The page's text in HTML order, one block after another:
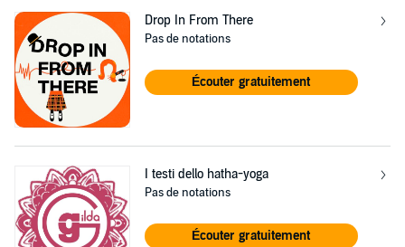
Drop In From There
Pas de notations
Écouter gratuitement
I testi dello hatha-yoga
Pas de notations
Écouter gratuitement